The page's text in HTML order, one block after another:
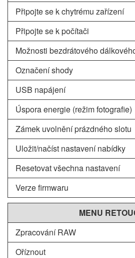
Připojte se k chytrému zařízení
Připojte se k počítači
Možnosti bezdrátového
Označení shody
USB napájení
Úspora energie (režim fotografie)
Zámek uvolnění prázdného slotu
Uložit/načíst nastavení nabídky
Resetovat všechna nastavení
Verze firmwaru
MENU
Zpracování RAW
Oříznout